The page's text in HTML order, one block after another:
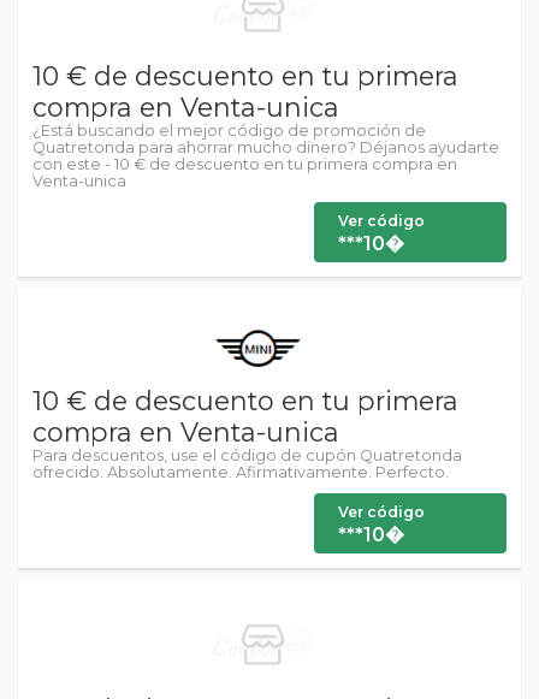
10 € de descuento en tu primera
compra en Venta-unica
¿Está buscando el mejor código de promoción de
Quatretonda para ahorrar mucho dinero? Déjanos ayudarte
con este - 10 € de descuento en tu primera compra en
Venta-unica
Ver código
***10�
10 € de descuento en tu primera
compra en Venta-unica
Para descuentos, use el código de cupón Quatretonda
ofrecido. Absolutamente. Afirmativamente. Perfecto.
Ver código
***10�